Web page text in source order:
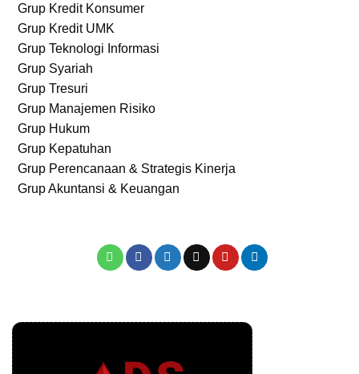
Grup Kredit Konsumer
Grup Kredit UMK
Grup Teknologi Informasi
Grup Syariah
Grup Tresuri
Grup Manajemen Risiko
Grup Hukum
Grup Kepatuhan
Grup Perencanaan & Strategis Kinerja
Grup Akuntansi & Keuangan